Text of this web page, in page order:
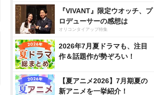
『VIVANT』限定ウオッチ、プ
ロデューサーの感想は
オリコンタイアップ特集
2026年7月夏ドラマも、注目
作＆話題作が勢ぞろい！
【夏アニメ2026】7月期夏の
新アニメを一挙紹介！